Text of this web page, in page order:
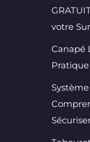
votre
Canapé